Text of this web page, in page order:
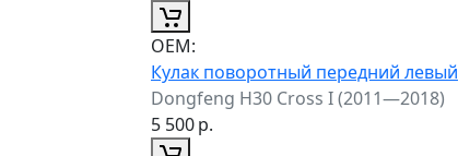
ОЕМ:
Кулак поворотный передний левый
Dongfeng H30 Cross I (2011—2018)
5 500р.